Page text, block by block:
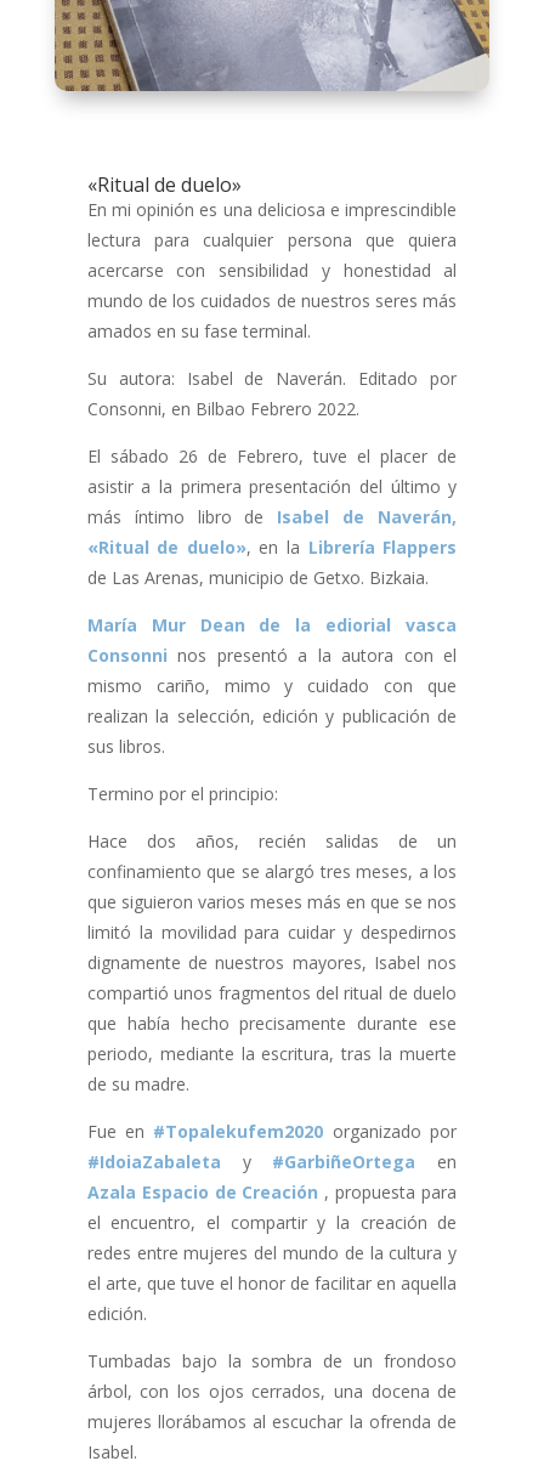
«Ritual de duelo»
En mi opinión es una deliciosa e imprescindible
lectura para cualquier persona que quiera
acercarse con sensibilidad y honestidad al
mundo de los cuidados de nuestros seres más
amados en su fase terminal.
Su autora: Isabel de Naverán. Editado por
Consonni, en Bilbao Febrero 2022.
El sábado 26 de Febrero, tuve el placer de
asistir a la primera presentación del último y
más íntimo libro de Isabel de Naverán,
«Ritual de duelo», en la Librería Flappers
de Las Arenas, municipio de Getxo. Bizkaia.
María Mur Dean de la ediorial vasca
Consonni nos presentó a la autora con el
mismo cariño, mimo y cuidado con que
realizan la selección, edición y publicación de
sus libros.
Termino por el principio:
Hace dos años, recién salidas de un
confinamiento que se alargó tres meses, a los
que siguieron varios meses más en que se nos
limitó la movilidad para cuidar y despedirnos
dignamente de nuestros mayores, Isabel nos
compartió unos fragmentos del ritual de duelo
que había hecho precisamente durante ese
periodo, mediante la escritura, tras la muerte
de su madre.
Fue en #Topalekufem2020 organizado por
#IdoiaZabaleta y #GarbiñeOrtega en
Azala Espacio de Creación , propuesta para
el encuentro, el compartir y la creación de
redes entre mujeres del mundo de la cultura y
el arte, que tuve el honor de facilitar en aquella
edición.
Tumbadas bajo la sombra de un frondoso
árbol, con los ojos cerrados, una docena de
mujeres llorábamos al escuchar la ofrenda de
Isabel.